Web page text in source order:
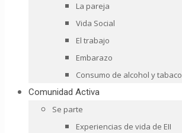
La pareja
Vida Social
El trabajo
Embarazo
Consumo de alcohol y tabaco
Comunidad Activa
Se parte
Experiencias de vida de EII